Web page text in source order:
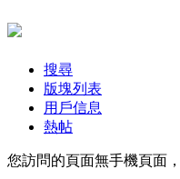
搜尋
版塊列表
用戶信息
熱帖
您訪問的頁面無手機頁面